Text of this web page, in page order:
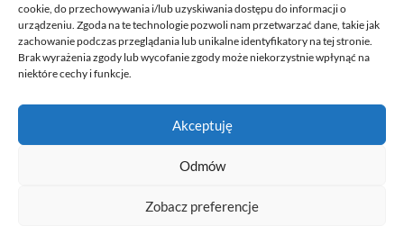
cookie, do przechowywania i/lub uzyskiwania dostępu do informacji o
urządzeniu. Zgoda na te technologie pozwoli nam przetwarzać dane, takie jak
zachowanie podczas przeglądania lub unikalne identyfikatory na tej stronie.
Brak wyrażenia zgody lub wycofanie zgody może niekorzystnie wpłynąć na
niektóre cechy i funkcje.
Akceptuję
Odmów
Zobacz preferencje
© 2026 Only You - portal dla kobiet (uroda, moda, zdrowie)
opracowanie:AZDOBRESTRONY
Polityka prywatności i RODO